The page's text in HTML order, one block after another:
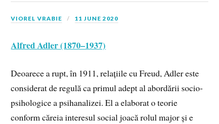
VIOREL VRABIE 11 JUNE 2020
Alfred Adler (1870–1937)
Deoarece a rupt, în 1911, relațiile cu Freud, Adler este
considerat de regulă ca primul adept al abordării socio-
psihologice a psihanalizei. El a elaborat o teorie
conform căreia interesul social joacă rolul major și e